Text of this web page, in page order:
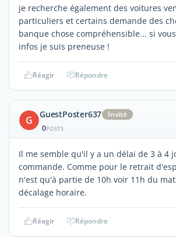
je recherche également des voitures
particuliers et certains demande des
banque chose compréhensible... si
infos je suis preneuse !
Réagir Répondre
G GuestPoster637
Invité
0POSTS
Il me semble qu'il y a un délai de 3 à 4
commande. Comme pour le retrait
n'est qu'à partie de 10h voir 11h du
décalage horaire.
Réagir Répondre